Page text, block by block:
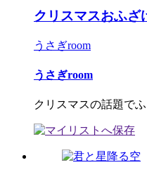
クリスマスおふざ
うさぎroom
うさぎroom
クリスマスの話題で